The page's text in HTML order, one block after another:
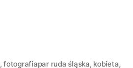
,fotografiapar ruda śląska, kobieta,